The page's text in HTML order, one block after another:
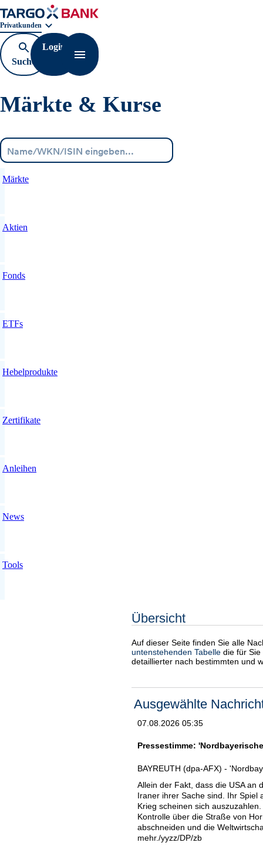
Geschäftsbereichnavigation. Aktuelle Auswahl:
Privatkunden
Suche
öffnen
Login
Navigation öffnen
Märkte & Kurse
Märkte
Aktien
Fonds
ETFs
Hebelprodukte
Zertifikate
Anleihen
News
Tools
Übersicht
Auf dieser Seite finden Sie alle
untenstehenden Tabelle die für
detaillierter nach bestimmten und
Ausgewählte
07.08.2026 05:35
Pressestimme:
BAYREUTH (dpa-AFX) -
Allein der Fakt, dass die USA an
Iraner ihrer Sache sind. Ihr Spiel
Krieg scheinen sich
Kontrolle über die Straße von
abschneiden und die
mehr./yyzz/DP/zb